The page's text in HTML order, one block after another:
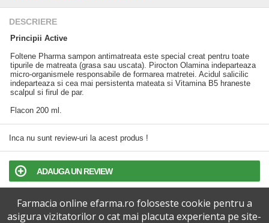
DESCRIERE
Principii Active
Foltene Pharma sampon antimatreata este special creat pentru toate
tipurile de matreata (grasa sau uscata). Pirocton Olamina indeparteaza
micro-organismele responsabile de formarea matretei. Acidul salicilic
indeparteaza si cea mai persistenta mateata si Vitamina B5 hraneste
scalpul si firul de par.
Flacon 200 ml.
Inca nu sunt review-uri la acest produs !
ADAUGA UN REVIEW
TERMENI SI CONDITII
Farmacia online efarma.ro foloseste cookie pentru a
asigura vizitatorilor o cat mai placuta experienta pe site-